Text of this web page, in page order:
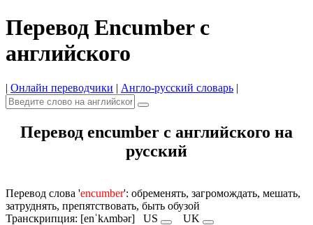
Перевод Encumber с
английского
| Онлайн переводчики | Англо-русский словарь |
Перевод encumber с английского на
русский
Перевод слова 'encumber': обременять, загромождать, мешать,
затруднять, препятствовать, быть обузой
Транскрипция: [enˈkʌmbər] US UK